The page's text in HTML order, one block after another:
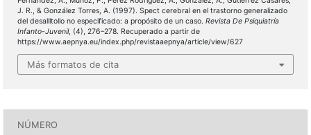
J. R., & González Torres, A. (1997). Spect cerebral en el trastorno generalizado
del desallltollo no especificado: a propósito de un caso. Revista De Psiquiatría
Infanto-Juvenil, (4), 276–278. Recuperado a partir de
https://www.aepnya.eu/index.php/revistaaepnya/article/view/627
Más formatos de cita
NÚMERO